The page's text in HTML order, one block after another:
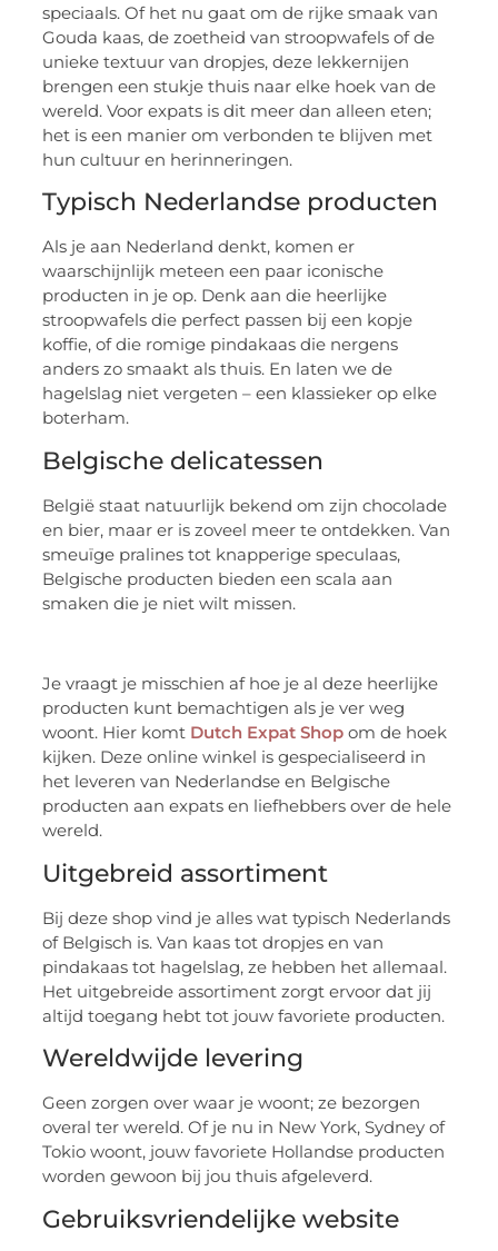
speciaals. Of het nu gaat om de rijke smaak van
Gouda kaas, de zoetheid van stroopwafels of de
unieke textuur van dropjes, deze lekkernijen
brengen een stukje thuis naar elke hoek van de
wereld. Voor expats is dit meer dan alleen eten;
het is een manier om verbonden te blijven met
hun cultuur en herinneringen.
Typisch Nederlandse producten
Als je aan Nederland denkt, komen er
waarschijnlijk meteen een paar iconische
producten in je op. Denk aan die heerlijke
stroopwafels die perfect passen bij een kopje
koffie, of die romige pindakaas die nergens
anders zo smaakt als thuis. En laten we de
hagelslag niet vergeten – een klassieker op elke
boterham.
Belgische delicatessen
België staat natuurlijk bekend om zijn chocolade
en bier, maar er is zoveel meer te ontdekken. Van
smeuïge pralines tot knapperige speculaas,
Belgische producten bieden een scala aan
smaken die je niet wilt missen.
Je vraagt je misschien af hoe je al deze heerlijke
producten kunt bemachtigen als je ver weg
woont. Hier komt Dutch Expat Shop om de hoek
kijken. Deze online winkel is gespecialiseerd in
het leveren van Nederlandse en Belgische
producten aan expats en liefhebbers over de hele
wereld.
Uitgebreid assortiment
Bij deze shop vind je alles wat typisch Nederlands
of Belgisch is. Van kaas tot dropjes en van
pindakaas tot hagelslag, ze hebben het allemaal.
Het uitgebreide assortiment zorgt ervoor dat jij
altijd toegang hebt tot jouw favoriete producten.
Wereldwijde levering
Geen zorgen over waar je woont; ze bezorgen
overal ter wereld. Of je nu in New York, Sydney of
Tokio woont, jouw favoriete Hollandse producten
worden gewoon bij jou thuis afgeleverd.
Gebruiksvriendelijke website